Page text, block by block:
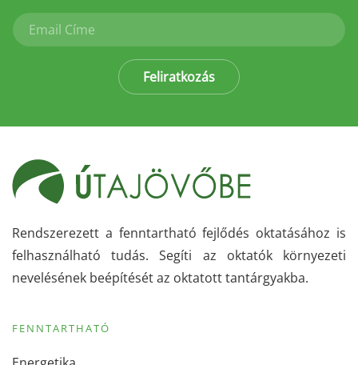
Feliratkozás
Rendszerezett a fenntartható fejlődés oktatásához is
felhasználható tudás. Segíti az oktatók környezeti
nevelésének beépítését az oktatott tantárgyakba.
FENNTARTHATÓ